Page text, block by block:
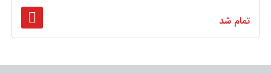
تمام شد